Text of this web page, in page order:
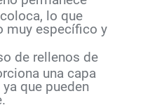
lo que
muy específico y
de rellenos de
una capa
que pueden